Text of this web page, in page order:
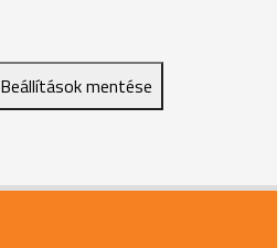
Beállítások mentése